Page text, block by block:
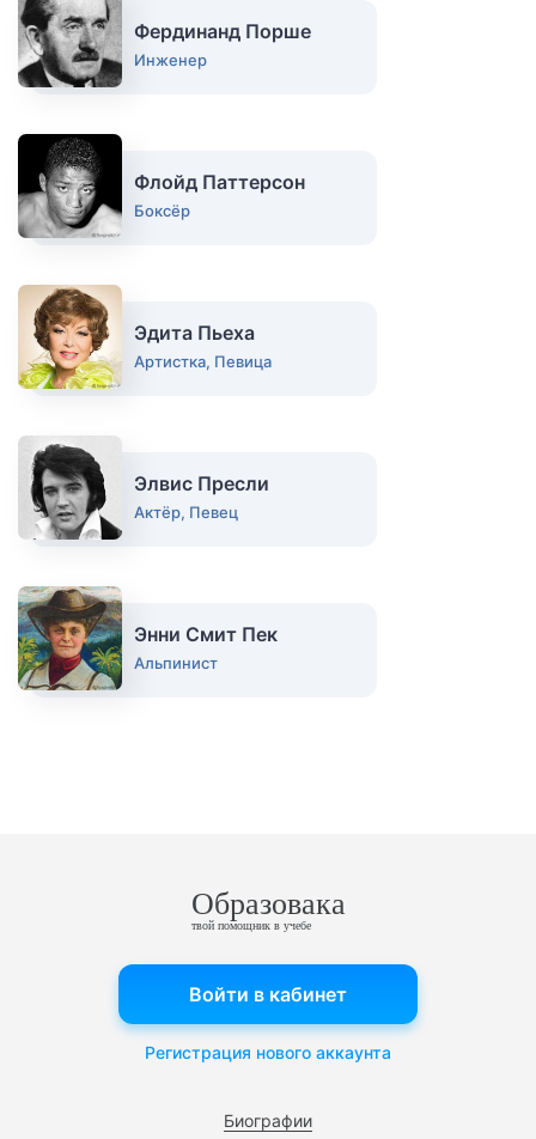
Фердинанд Порше
Инженер
Флойд Паттерсон
Боксёр
Эдита Пьеха
Артистка, Певица
Элвис Пресли
Актёр, Певец
Энни Смит Пек
Альпинист
Образовака
твой помощник в учебе
Биографии
Войти в кабинет
Регистрация нового аккаунта